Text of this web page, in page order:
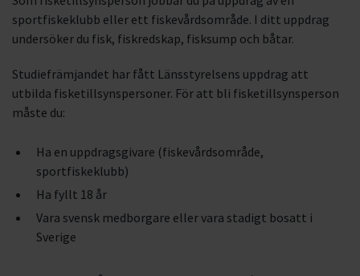
sportfiskeklubb eller ett fiskevårdsområde. I ditt uppdrag
undersöker du fisk, fiskredskap, fisksump och båtar.
Studiefrämjandet har fått Länsstyrelsens uppdrag att
utbilda fisketillsynspersoner. För att bli fisketillsynsperson
måste du:
Ha en uppdragsgivare (fiskevårdsområde,
sportfiskeklubb)
Ha fyllt 18 år
Vara svensk medborgare eller vara stadigt bosatt i
Sverige